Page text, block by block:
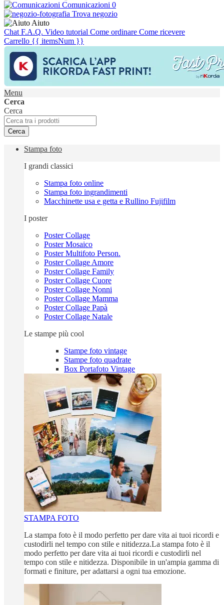
Comunicazioni 0
Trova negozio
Aiuto
Chat F.A.Q. Video tutorial Come ordinare Come ricevere
Carrello {{ itemsNum }}
Menu
Cerca
Cerca
Cerca
Stampa foto
I grandi classici
Stampa foto online
Stampa foto ingrandimenti
Macchinette usa e getta e Rullino Fujifilm
I poster
Poster Collage
Poster Mosaico
Poster Multifoto Person.
Poster Collage Amore
Poster Collage Family
Poster Collage Cuore
Poster Collage Nonni
Poster Collage Mamma
Poster Collage Papà
Poster Collage Natale
Le stampe più cool
Stampe foto vintage
Stampe foto quadrate
Box Portafoto Vintage
STAMPA FOTO
La stampa foto è il modo perfetto per dare vita ai tuoi ricordi e
custodirli nel tempo con stile e nitidezza.La stampa foto è il
modo perfetto per dare vita ai tuoi ricordi e custodirli nel
tempo con stile e nitidezza. Disponibile in un'ampia gamma di
formati e finiture, per adattarsi a ogni tua emozione.